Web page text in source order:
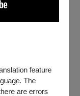
feature
The
are errors
套票恕不接受單一
請洽主辦單位購票
）
台新銀行卡友9
。